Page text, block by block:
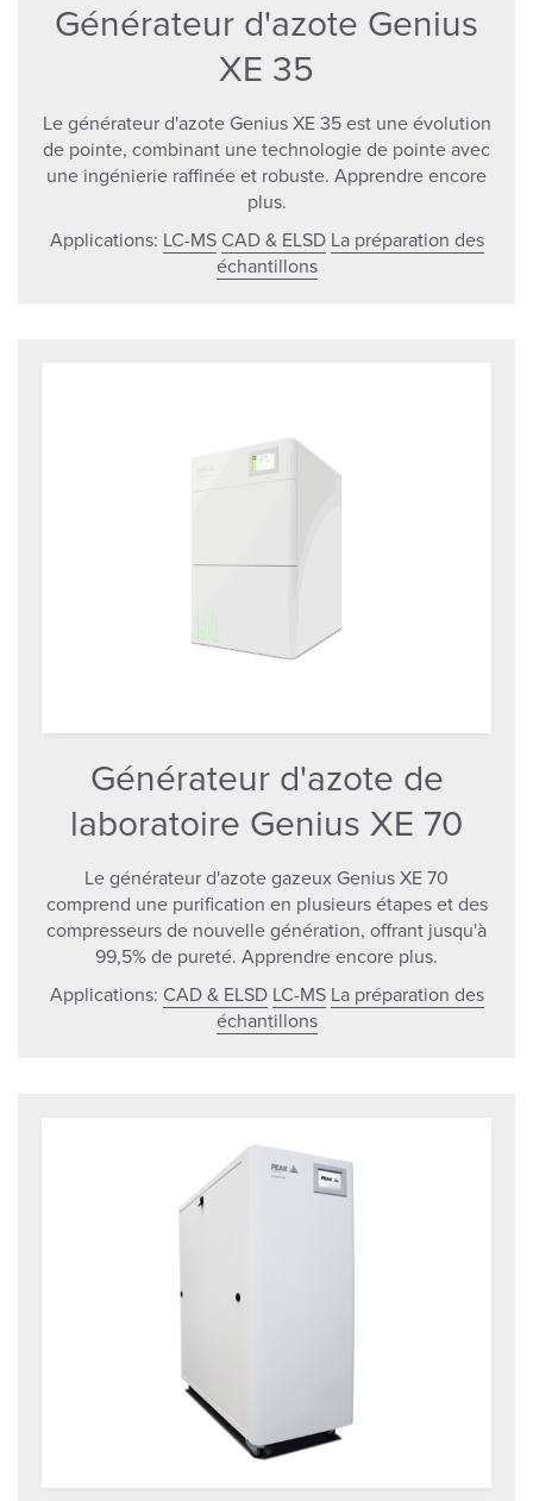
Générateur d'azote Genius
XE 35
Le générateur d'azote Genius XE 35 est une évolution
de pointe, combinant une technologie de pointe avec
une ingénierie raffinée et robuste. Apprendre encore
plus.
Applications: LC-MS CAD & ELSD La préparation des
échantillons
Générateur d'azote de
laboratoire Genius XE 70
Le générateur d'azote gazeux Genius XE 70
comprend une purification en plusieurs étapes et des
compresseurs de nouvelle génération, offrant jusqu'à
99,5% de pureté. Apprendre encore plus.
Applications: CAD & ELSD LC-MS La préparation des
échantillons